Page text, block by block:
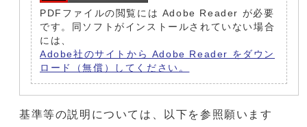
PDFファイルの閲覧には Adobe Reader が必要
です。同ソフトがインストールされていない場合
には、
Adobe社のサイトから Adobe Reader をダウン
ロード（無償）してください。
基準等の説明については、以下を参照願います